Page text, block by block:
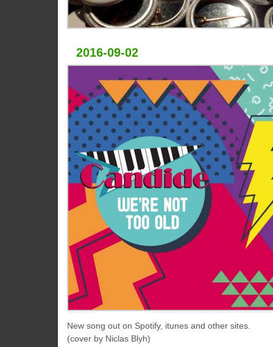
2016-09-02
New song out on Spotify, itunes and other sites.
(cover by Niclas Blyh)